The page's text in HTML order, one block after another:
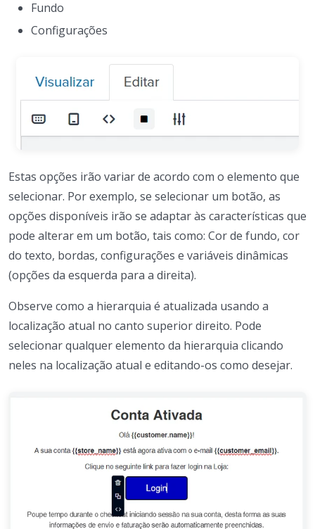
Fundo
Configurações
Estas opções irão variar de acordo com o elemento que
selecionar. Por exemplo, se selecionar um botão, as
opções disponíveis irão se adaptar às características que
pode alterar em um botão, tais como: Cor de fundo, cor
do texto, bordas, configurações e variáveis dinâmicas
(opções da esquerda para a direita).
Observe como a hierarquia é atualizada usando a
localização atual no canto superior direito. Pode
selecionar qualquer elemento da hierarquia clicando
neles na localização atual e editando-os como desejar.